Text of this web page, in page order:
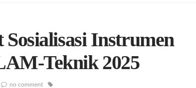
Sosialisasi Instrumen
Teknik 2025
no comment